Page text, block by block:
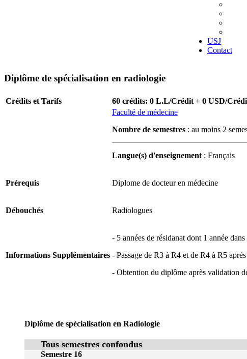
USJ
Contact
Diplôme de spécialisation en radiologie
Crédits et Tarifs
60 crédits: 0 L.L/Crédit + 0 USD/
Faculté de médecine
Nombre de semestres : au moins 2
Langue(s) d'enseignement: Français
Prérequis Diplome de docteur en médecine
Débouchés Radiologues
Informations Supplémentaires
- 5 années de résidanat dont 1 année
- Passage de R3 à R4 et de R4 à R5
- Obtention du diplôme après validation
Diplôme de spécialisation en Radiologie
Tous semestres confondus
Semestre 16